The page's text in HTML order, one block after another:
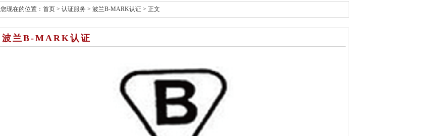
您现在的位置： 首页 > 认证服务 > 波兰B-MARK认证 > 正文
波兰B-MARK认证